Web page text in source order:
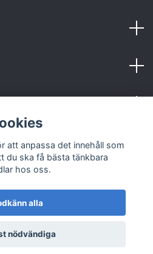
MX Supply
att anpassa det innehåll som
du ska få bästa tänkbara
hos oss.
alla
nödvändiga